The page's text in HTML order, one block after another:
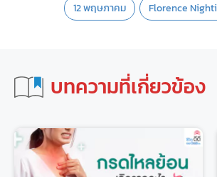
12 พฤษภาคม Florence
บทความที่เกี่ยวข้อง